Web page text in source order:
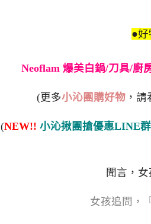
●好
Neoflam 爆美白鍋/刀具/廚
(更多小沁團購好物 ，請
(NEW!! 小沁揪團搶優惠LINE
聞言，女
女孩追問，